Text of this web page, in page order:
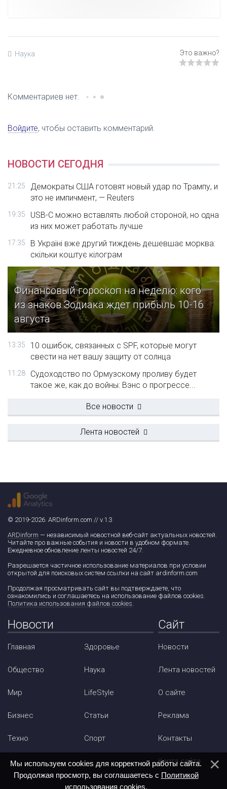
Наука
Комментариев нет.
Войдите, чтобы оставить комментарий.
НОВОСТИ СЕГОДНЯ
21:25
Демократы США готовят новый удар по Трампу, и
это не импичмент, — Reuters
19:35
USB-C можно вставлять любой стороной, но одна
из них может работать лучше
17:35
В Україні вже другий тиждень дешевшає морква:
скільки коштує кілограм
Финансовый гороскоп на неделю: кого
из знаков Зодиака ждет прибыль 10-16
августа
13:35
10 ошибок, связанных с SPF, которые могут
свести на нет вашу защиту от солнца
11:28
Судоходство по Ормузскому проливу будет
такое же, как до войны: Вэнс о прогрессе...
Все новости
Лента новостей
© 2019-2026. ARDinform.com // v.1.3
ARDinform — независимый новостной веб-сайт актуальных новостей.
Читайте про важные события и новости в удобном формате.
Ежедневное обновление ленты новостей 24/7.
Разрешается частичное использование материалов при условии
открытой для поисковых систем ссылки на сайт ardinform.com
Продолжая просматривать сайт вы подтверждаете, что
ознакомились и соглашаетесь на использование файлов cookies.
Политика использования файлов cookies.
Новости
Главная
Общество
Мир
Бизнес
Техно
Здоровье
Наука
LifeStyle
Статьи
Спорт
Сайт
Новости
Лента новостей
О сайте
Реклама
Контакты
Карта сайта
Мы используем cookies для корректной работы сайта.
Продолжая просмотр, вы соглашаетесь с Политикой
использования cookies.